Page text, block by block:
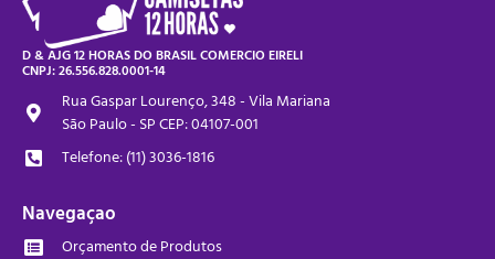
D & AJG 12 HORAS DO BRASIL COMERCIO EIRELI
CNPJ: 26.556.828.0001-14
Rua Gaspar Lourenço, 348 - Vila Mariana
São Paulo - SP CEP: 04107-001
Telefone: (11) 3036-1816
Navegaçao
Orçamento de Produtos